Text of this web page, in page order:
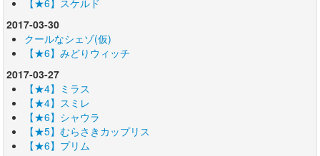
2017-03-30
クールなシェゾ(仮)
【★6】みどりウィッチ
2017-03-27
【★4】ミラス
【★4】スミレ
【★6】シャウラ
【★5】むらさきカップリス
【★6】プリム